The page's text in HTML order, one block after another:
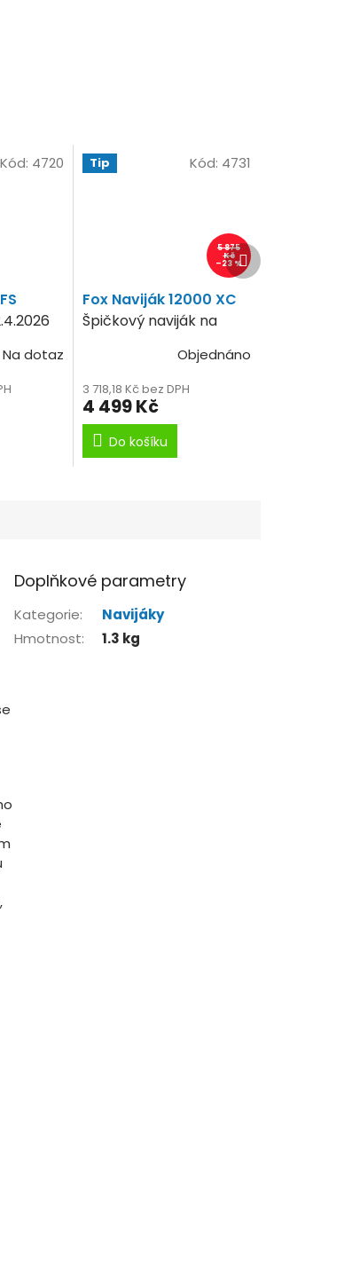
Na dotaz
Kód: 4720 Tip
5 875
Kč
–23 %
Fox Naviják 12000 XC
Špičkový naviják na
Objednáno
3 718,18 Kč bez DPH
4 499 Kč
Do košíku
Kód: 4731
Další
produkt
Doplňkové parametry
Kategorie:
Navijáky
Hmotnost: 1.3 kg